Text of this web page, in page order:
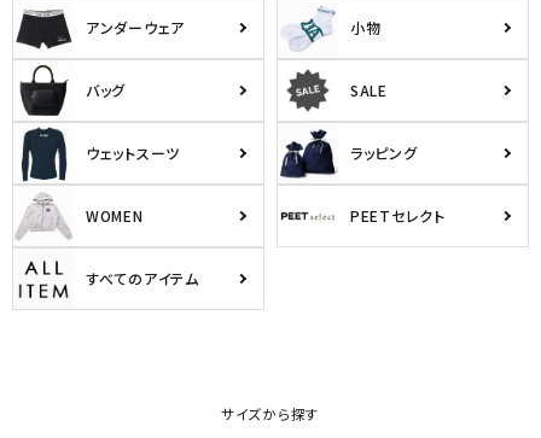
アンダーウェア 小物
バッグ SALE
ウェットスーツ ラッピング
WOMEN PEETセレクト
すべてのアイテム
サイズから探す